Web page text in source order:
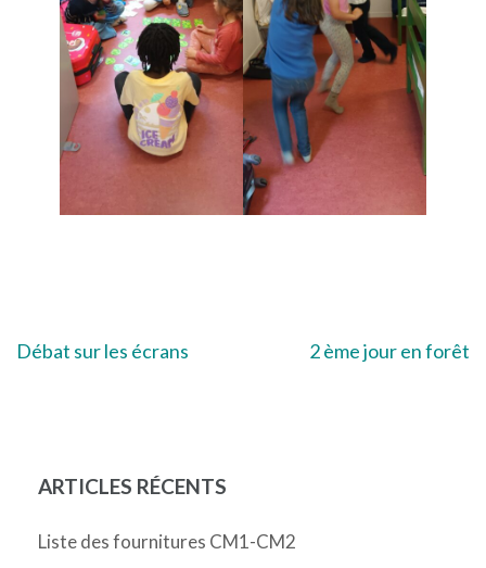
Navigation
Débat sur les écrans 2 ème jour en forêt
ARTICLES RÉCENTS
Liste des fournitures CM1-CM2